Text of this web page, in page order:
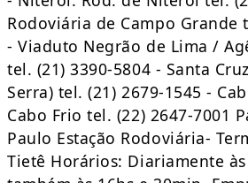
Rodoviária de Campo Grande
- Viaduto Negrão de Lima /
tel. (21) 3390-5804 - Santa
Serra) tel. (21) 2679-1545 -
Cabo Frio tel. (22) 2647-7001
Paulo Estação Rodoviária-
Tietê Horários: Diariamente às